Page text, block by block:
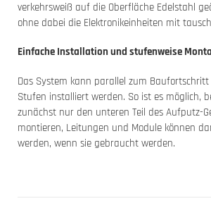
verkehrsweiß auf die Oberfläche Edelstahl
ohne dabei die Elektronikeinheiten mit
Einfache Installation und stufenweise
Das System kann parallel zum Baufortschritt
Stufen installiert werden. So ist es möglich,
zunächst nur den unteren Teil des Aufputz-
montieren, Leitungen und Module können
werden, wenn sie gebraucht werden.